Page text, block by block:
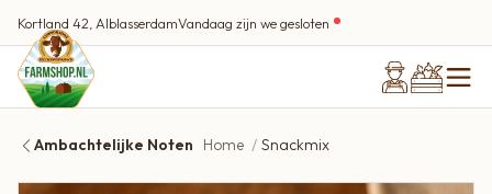
Kortland 42, AlblasserdamVandaag zijn we gesloten
Ambachtelijke Noten Home Snackmix